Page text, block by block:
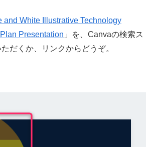
and White Illustrative Technology
Presentation 」を、Canvaの検索ス
だくか、リンクからどうぞ。